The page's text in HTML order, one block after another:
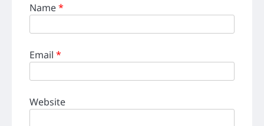
Name*
Email *
Website